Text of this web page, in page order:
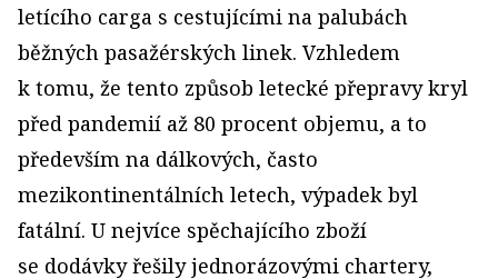
letícího carga s cestujícími na palubách
běžných pasažérských linek. Vzhledem
k tomu, že tento způsob letecké přepravy kryl
před pandemií až 80 procent objemu, a to
především na dálkových, často
mezikontinentálních letech, výpadek byl
fatální. U nejvíce spěchajícího zboží
se dodávky řešily jednorázovými chartery,